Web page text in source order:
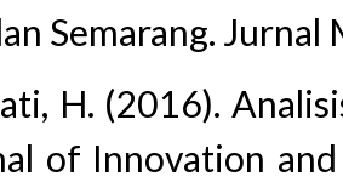
Semarang.
H. (2016).
of Innovation